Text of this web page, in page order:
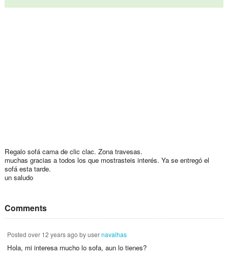
Regalo sofá cama de clic clac. Zona travesas.
muchas gracias a todos los que mostrasteis interés. Ya se entregó el
sofá esta tarde.
un saludo
Comments
Posted over 12 years ago by usernavalhas
Hola, mi interesa mucho lo sofa, aun lo tienes?